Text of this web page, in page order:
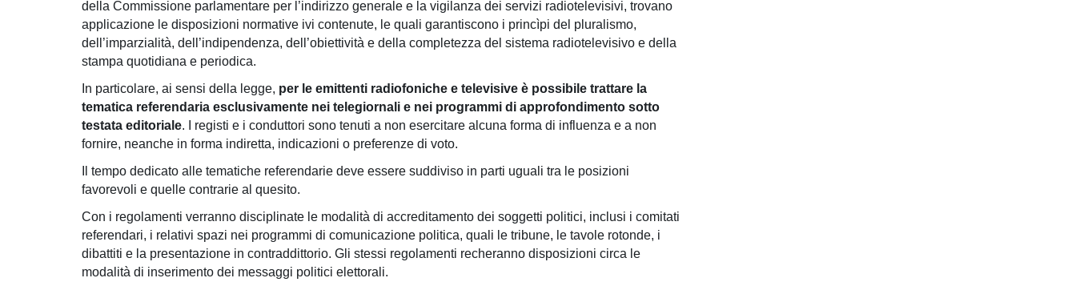
della Commissione parlamentare per l’indirizzo generale e la vigilanza dei servizi radiotelevisivi, trovano
applicazione le disposizioni normative ivi contenute, le quali garantiscono i princìpi del pluralismo,
dell’imparzialità, dell’indipendenza, dell’obiettività e della completezza del sistema radiotelevisivo e della
stampa quotidiana e periodica.
In particolare, ai sensi della legge, per le emittenti radiofoniche e televisive è possibile trattare la
tematica referendaria esclusivamente nei telegiornali e nei programmi di approfondimento sotto
testata editoriale. I registi e i conduttori sono tenuti a non esercitare alcuna forma di influenza e a non
fornire, neanche in forma indiretta, indicazioni o preferenze di voto.
Il tempo dedicato alle tematiche referendarie deve essere suddiviso in parti uguali tra le posizioni
favorevoli e quelle contrarie al quesito.
Con i regolamenti verranno disciplinate le modalità di accreditamento dei soggetti politici, inclusi i comitati
referendari, i relativi spazi nei programmi di comunicazione politica, quali le tribune, le tavole rotonde, i
dibattiti e la presentazione in contraddittorio. Gli stessi regolamenti recheranno disposizioni circa le
modalità di inserimento dei messaggi politici elettorali.